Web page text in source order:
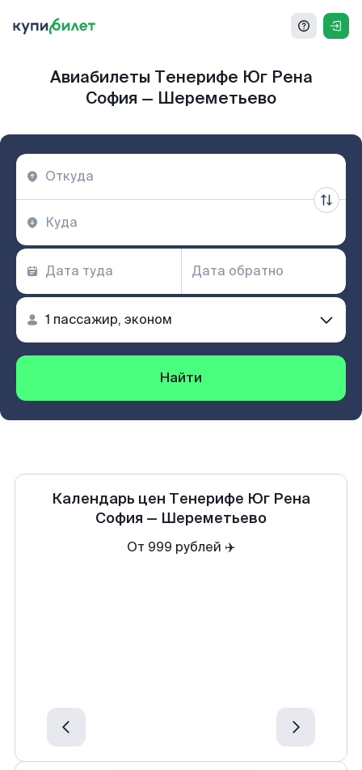
Авиабилеты Тенерифе Юг Рена
София — Шереметьево
Найти
Календарь цен Тенерифе Юг Рена
София — Шереметьево
От 999 рублей ✈️